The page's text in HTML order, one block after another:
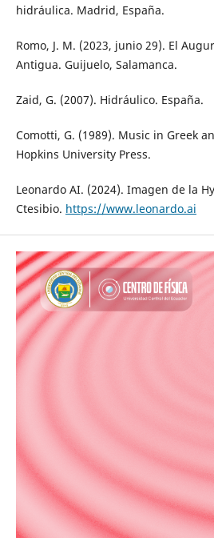
hidráulica. Madrid, España.
Romo, J. M. (2023, junio 29). El
Antigua. Guijuelo, Salamanca.
Zaid, G. (2007). Hidráulico. España.
Comotti, G. (1989). Music in Greek
Hopkins University Press.
Leonardo AI. (2024). Imagen de la
Ctesibio. https://www.leonardo.ai